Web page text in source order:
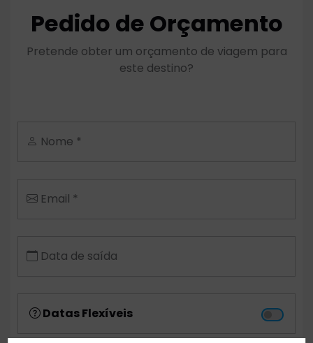
Pedido de Orçamento
Pretende obter um orçamento de viagem para
este destino?
Nome *
Email *
Data de saída
Datas Flexíveis